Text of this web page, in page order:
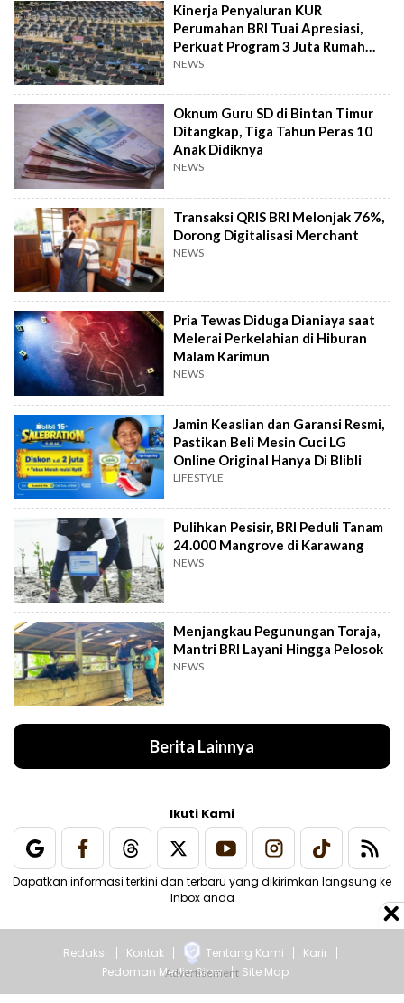
Kinerja Penyaluran KUR
Perumahan BRI Tuai Apresiasi,
Perkuat Program 3 Juta Rumah
Pemerintah
NEWS
Oknum Guru SD di Bintan Timur
Ditangkap, Tiga Tahun Peras 10
Anak Didiknya
NEWS
Transaksi QRIS BRI Melonjak 76%,
Dorong Digitalisasi Merchant
NEWS
Pria Tewas Diduga Dianiaya saat
Melerai Perkelahian di Hiburan
Malam Karimun
NEWS
Jamin Keaslian dan Garansi Resmi,
Pastikan Beli Mesin Cuci LG
Online Original Hanya Di Blibli
LIFESTYLE
Pulihkan Pesisir, BRI Peduli Tanam
24.000 Mangrove di Karawang
NEWS
Menjangkau Pegunungan Toraja,
Mantri BRI Layani Hingga Pelosok
NEWS
Berita Lainnya
Ikuti Kami
Dapatkan informasi terkini dan terbaru yang dikirimkan langsung ke
Inbox anda
Redaksi Kontak Tentang Kami
Karir
Pedoman Media Siber
Site Map